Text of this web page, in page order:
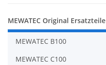
MEWATEC Original Ersatzteile
MEWATEC B100
MEWATEC C100